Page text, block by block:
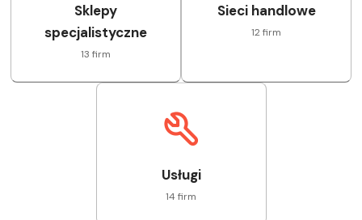
Sklepy
specjalistyczne
13 firm
Sieci handlowe
12 firm
Usługi
14 firm